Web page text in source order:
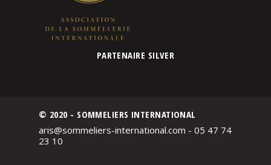
PARTENAIRE SILVER
© 2020 - SOMMELIERS INTERNATIONAL
aris@sommeliers-international.com - 05 47 74
23 10